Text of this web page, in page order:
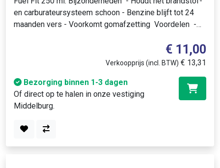
en carburateursysteem schoon - Benzine blijft tot 24
maanden vers - Voorkomt gomafzetting Voordelen -
€ 11,00
Verkoopprijs (incl. BTW) € 13,31
Bezorging binnen 1-3 dagen
Of direct op te halen in onze vestiging
Middelburg.